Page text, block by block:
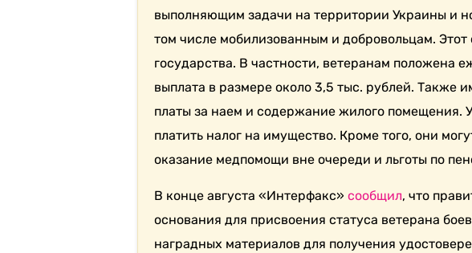
выполняющим задачи на территории Украины и
том числе мобилизованным и добровольцам. Этот
государства. В частности, ветеранам положена
выплата в размере около 3,5 тыс. рублей. Также
платы за наем и содержание жилого помещения.
платить налог на имущество. Кроме того, они
оказание медпомощи вне очереди и льготы по
В конце августа «Интерфакс»сообщил, что
основания для присвоения статуса ветерана
наградных материалов для получения